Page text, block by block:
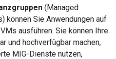
(Managed
können Sie Anwendungen auf
ausführen. Sie können Ihre
und hochverfügbar machen,
MIG-Dienste nutzen,